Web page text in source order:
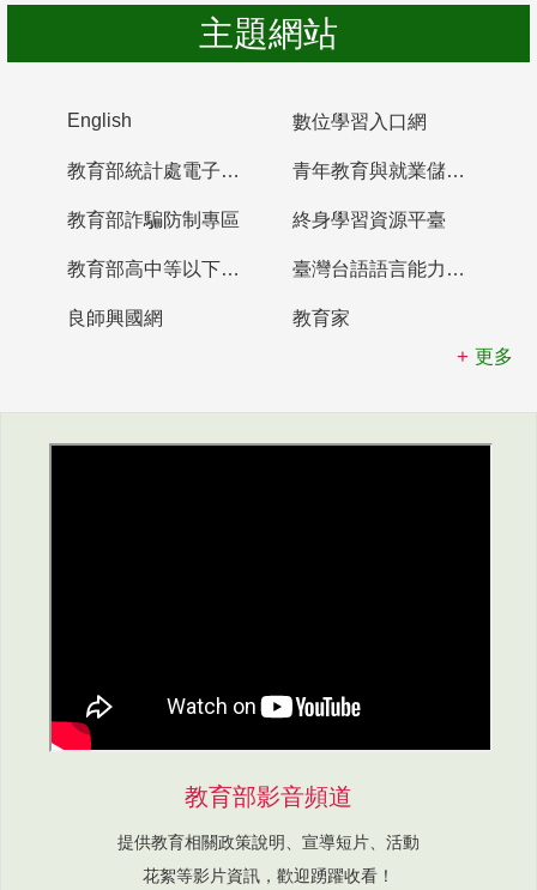
主題網站
English 數位學習入口網
教育部統計處電子書櫃 青年教育與就業儲蓄帳戶
教育部詐騙防制專區 終身學習資源平臺
教育部高中等以下學校及幼兒園教師資格檢定考試 臺灣台語語言能力認證網站
良師興國網
教育家
更多
教育部影音頻道
提供教育相關政策說明、宣導短片、活動
花絮等影片資訊，歡迎踴躍收看！